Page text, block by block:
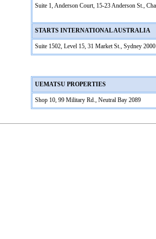
Suite 1, Anderson Court, 15-23 Anderson St.,
STARTS INTERNATIONAL AUSTRALIA
Suite 1502, Level 15, 31 Market St., Sydney 2000
UEMATSU PROPERTIES
Shop 10, 99 Military Rd., Neutral Bay 2089